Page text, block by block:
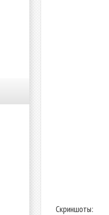
Скриншоты: